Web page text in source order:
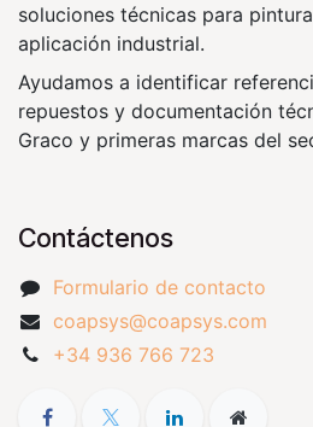
soluciones técnicas para
aplicación industrial.
Ayudamos a identificar
repuestos y documentación
Graco y primeras marcas del
Contáctenos
Formulario de contacto
coapsys@coapsys.com
+34 936 766 723